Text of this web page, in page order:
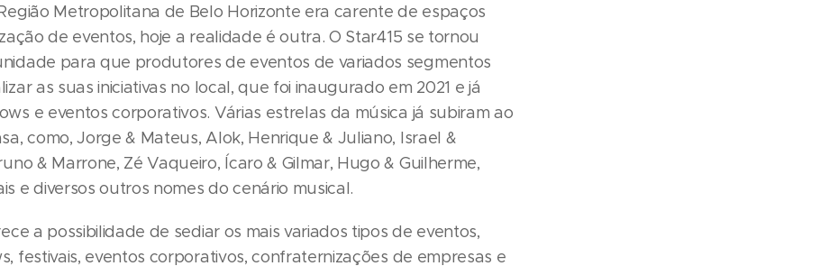
Metropolitana de Belo Horizonte era carente de espaços
de eventos, hoje a realidade é outra. O Star415 se tornou
para que produtores de eventos de variados segmentos
as suas iniciativas no local, que foi inaugurado em 2021 e já
e eventos corporativos. Várias estrelas da música já subiram ao
como, Jorge & Mateus, Alok, Henrique & Juliano, Israel &
& Marrone, Zé Vaqueiro, Ícaro & Gilmar, Hugo & Guilherme,
e diversos outros nomes do cenário musical.
a possibilidade de sediar os mais variados tipos de eventos,
festivais, eventos corporativos, confraternizações de empresas e